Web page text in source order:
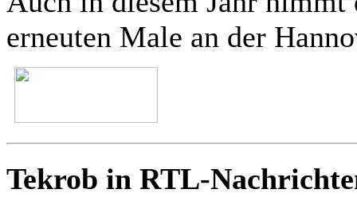
erneuten Male an der
Tekrob in RTL-